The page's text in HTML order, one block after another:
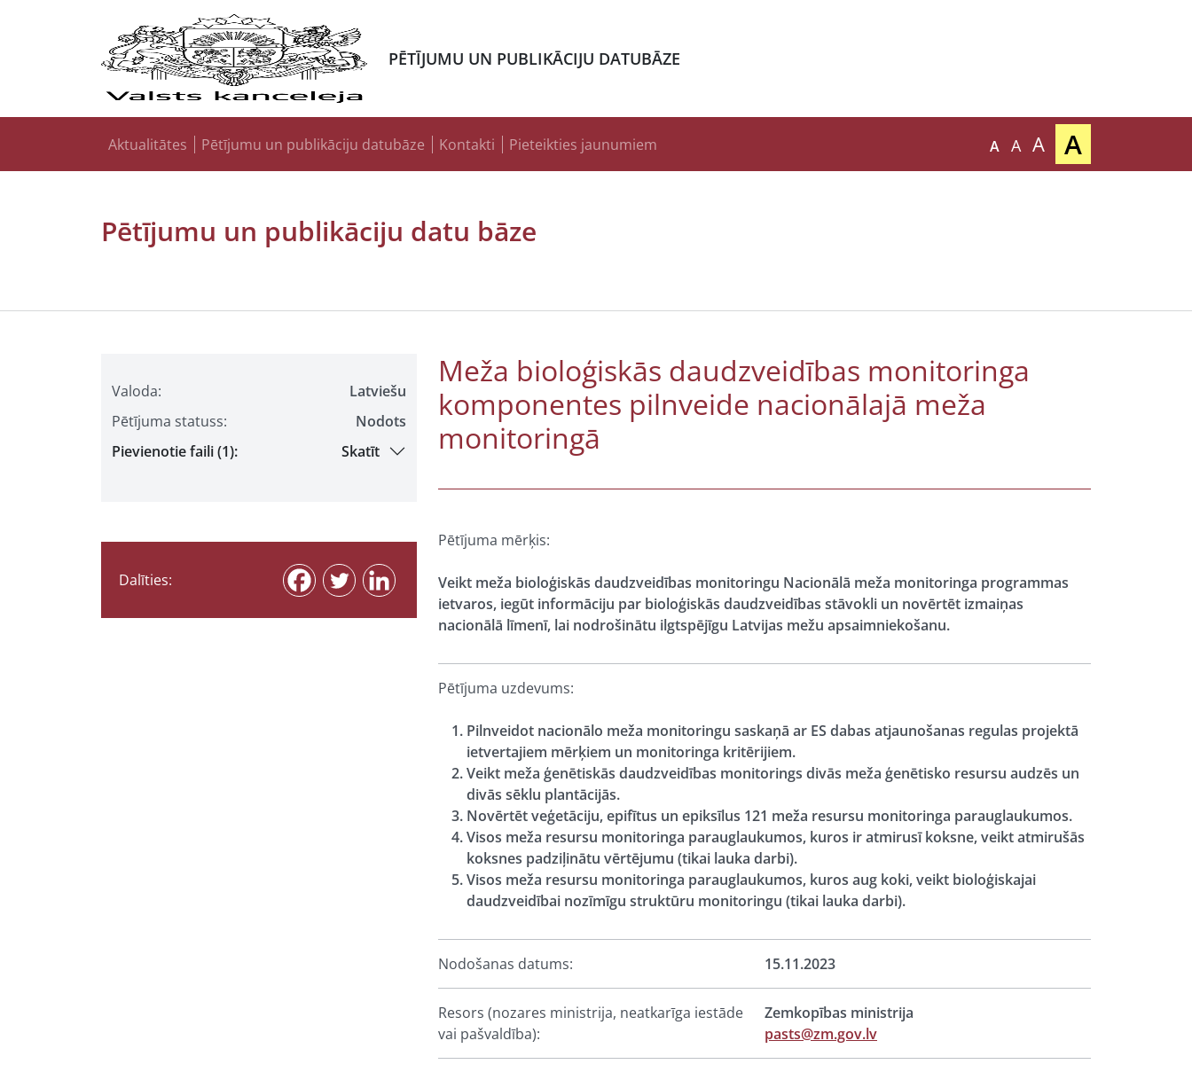
PĒTĪJUMU UN PUBLIKĀCIJU DATUBĀZE
Aktualitātes Pētījumu un publikāciju datubāze Kontakti Pieteikties jaunumiem A A A A
Pētījumu un publikāciju datu bāze
Valoda:
Latviešu
Pētījuma statuss:
Nodots
Pievienotie faili (1):
Skatīt
Dalīties:
Meža bioloģiskās daudzveidības monitoringa
komponentes pilnveide nacionālajā meža
monitoringā
Pētījuma mērķis:
Veikt meža bioloģiskās daudzveidības monitoringu Nacionālā meža monitoringa programmas
ietvaros, iegūt informāciju par bioloģiskās daudzveidības stāvokli un novērtēt izmaiņas
nacionālā līmenī, lai nodrošinātu ilgtspējīgu Latvijas mežu apsaimniekošanu.
Pētījuma uzdevums:
Pilnveidot nacionālo meža monitoringu saskaņā ar ES dabas atjaunošanas regulas projektā
ietvertajiem mērķiem un monitoringa kritērijiem.
Veikt meža ģenētiskās daudzveidības monitorings divās meža ģenētisko resursu audzēs un
divās sēklu plantācijās.
Novērtēt veģetāciju, epifītus un epiksīlus 121 meža resursu monitoringa parauglaukumos.
Visos meža resursu monitoringa parauglaukumos, kuros ir atmirusī koksne, veikt atmirušās
koksnes padziļinātu vērtējumu (tikai lauka darbi).
Visos meža resursu monitoringa parauglaukumos, kuros aug koki, veikt bioloģiskajai
daudzveidībai nozīmīgu struktūru monitoringu (tikai lauka darbi).
Nodošanas datums: 15.11.2023
Resors (nozares ministrija, neatkarīga iestāde
vai pašvaldība):
Zemkopības ministrija
pasts@zm.gov.lv